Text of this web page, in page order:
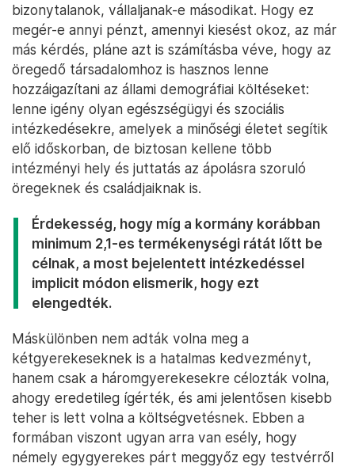
bizonytalanok, vállaljanak-e másodikat. Hogy ez
megér-e annyi pénzt, amennyi kiesést okoz, az már
más kérdés, pláne azt is számításba véve, hogy az
öregedő társadalomhoz is hasznos lenne
hozzáigazítani az állami demográfiai költéseket:
lenne igény olyan egészségügyi és szociális
intézkedésekre, amelyek a minőségi életet segítik
elő időskorban, de biztosan kellene több
intézményi hely és juttatás az ápolásra szoruló
öregeknek és családjaiknak is.
Érdekesség, hogy míg a kormány korábban
minimum 2,1-es termékenységi rátát lőtt be
célnak, a most bejelentett intézkedéssel
implicit módon elismerik, hogy ezt
elengedték.
Máskülönben nem adták volna meg a
kétgyerekeseknek is a hatalmas kedvezményt,
hanem csak a háromgyerekesekre célozták volna,
ahogy eredetileg ígérték, és ami jelentősen kisebb
teher is lett volna a költségvetésnek. Ebben a
formában viszont ugyan arra van esély, hogy
némely egygyerekes párt meggyőz egy testvérről